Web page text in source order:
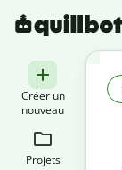
Créer un
nouveau
Projets